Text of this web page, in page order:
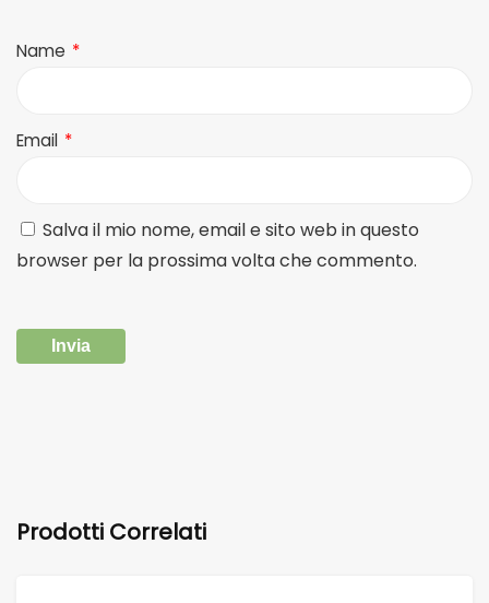
Name *
Email *
Salva il mio nome, email e sito web in questo
browser per la prossima volta che commento.
Prodotti Correlati